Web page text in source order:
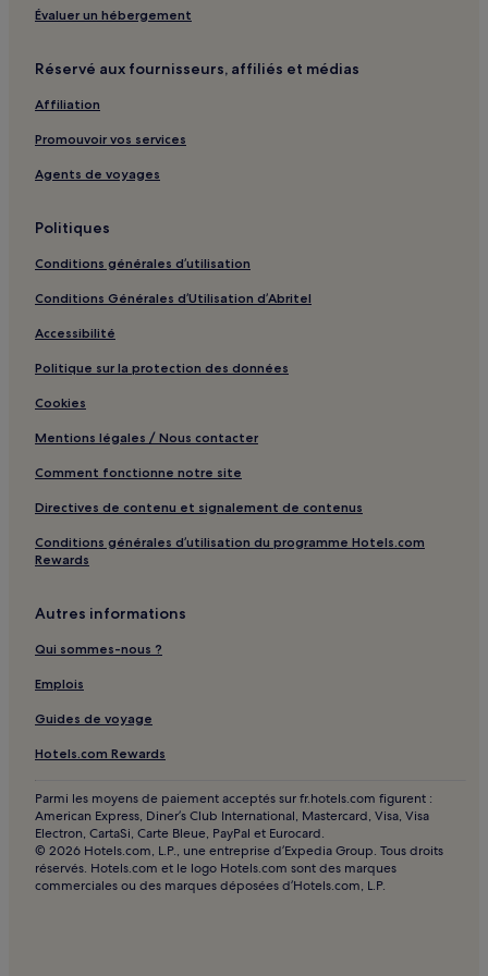
Florida Beach : Villas
Plage de Magnan : hôtels à proximité
Antibes : hôtels Hôtels avec centre de fitness
Antibes : Appart’hôtels
Saint-Laurent-Du-Var : hôtels Hôtels avec parking
Saint-Paul-De-Vence : hôtels Hôtels avec parking
Saint-Paul-De-Vence : hôtels Hôtels avec centre de fitness
Saint-Paul-De-Vence : hôtels Hôtels avec petit-déjeuner
gratuit
Plage de la Garoupe : Appart’hôtels
Golf Club de Biot : hôtels à proximité
Juan-Les-Pins : hôtels
Les Maillans : hôtels
Bastide Giraud : hôtels
Cros-De-Cagnes : hôtels
La Colle-sur-Loup : hôtels Hôtels avec parking
La Colle-sur-Loup : hôtels
La Californie : hôtels
Gare de Biot : hôtels à proximité
Évaluer un hébergement
Réservé aux fournisseurs, affiliés et médias
Affiliation
Promouvoir vos services
Agents de voyages
Politiques
Conditions générales d’utilisation
Conditions Générales d’Utilisation d’Abritel
Accessibilité
Politique sur la protection des données
Cookies
Mentions légales / Nous contacter
Comment fonctionne notre site
Directives de contenu et signalement de contenus
Conditions générales d’utilisation du programme Hotels.com
Rewards
Autres informations
Qui sommes-nous ?
Emplois
Guides de voyage
Hotels.com Rewards
Parmi les moyens de paiement acceptés sur fr.hotels.com figurent :
American Express, Diner’s Club International, Mastercard, Visa, Visa
Electron, CartaSi, Carte Bleue, PayPal et Eurocard.
© 2026 Hotels.com, L.P., une entreprise d’Expedia Group. Tous droits
réservés. Hotels.com et le logo Hotels.com sont des marques
commerciales ou des marques déposées d’Hotels.com, L.P.